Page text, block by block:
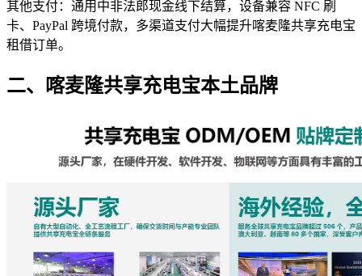
其他支付：通用中非法郎现金线下结算，设备兼容 NFC 刷
卡、PayPal 跨境付款，多渠道支付大幅提升喀麦隆共享充电宝
租借订单。
二、喀麦隆共享充电宝本土品牌